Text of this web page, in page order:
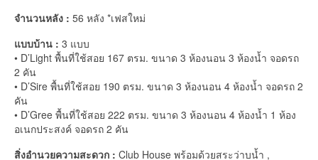
จำนวนหลัง : 56 หลัง *เฟสใหม่
แบบบ้าน : 3 แบบ
• D’Light พื้นที่ใช้สอย 167 ตรม. ขนาด 3 ห้องนอน 3 ห้องน้ำ จอดรถ
2 คัน
• D’Sire พื้นที่ใช้สอย 190 ตรม. ขนาด 3 ห้องนอน 4 ห้องน้ำ จอดรถ 2
คัน
• D’Gree พื้นที่ใช้สอย 222 ตรม. ขนาด 3 ห้องนอน 4 ห้องน้ำ 1 ห้อง
อเนกประสงค์ จอดรถ 2 คัน
สิ่งอำนวยความสะดวก : Club House พร้อมด้วยสระว่าบน้ำ ,